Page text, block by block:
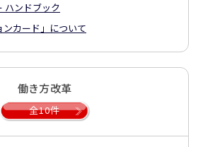
ハンドブック
ンカード」について
働き方改革
全10件